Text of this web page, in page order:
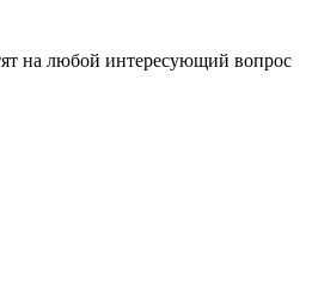
на любой интересующий вопрос